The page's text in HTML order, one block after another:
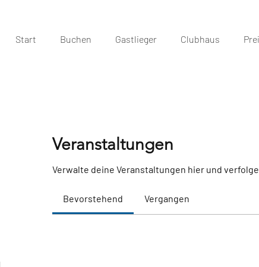
Start Buchen Gastlieger Clubhaus
Veranstaltungen
Verwalte deine Veranstaltungen hier und
Bevorstehend Vergangen